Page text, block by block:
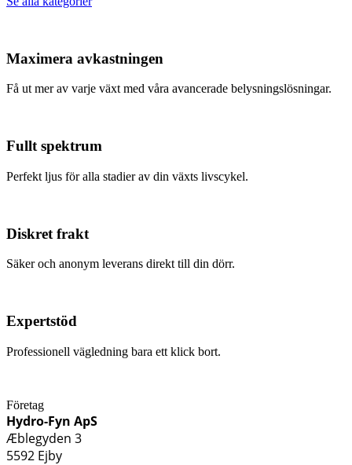
Maximera avkastningen
Få ut mer av varje växt med våra avancerade belysningslösningar.
Fullt spektrum
Perfekt ljus för alla stadier av din växts livscykel.
Diskret frakt
Säker och anonym leverans direkt till din dörr.
Expertstöd
Professionell vägledning bara ett klick bort.
Företag
Hydro-Fyn ApS
Æblegyden 3
5592 Ejby